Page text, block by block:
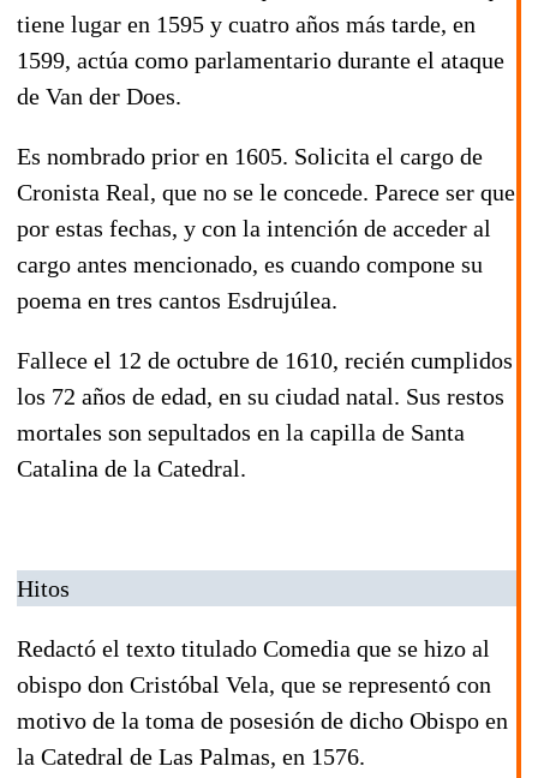
tiene lugar en 1595 y cuatro años más tarde, en
1599, actúa como parlamentario durante el ataque
de Van der Does.
Es nombrado prior en 1605. Solicita el cargo de
Cronista Real, que no se le concede. Parece ser que
por estas fechas, y con la intención de acceder al
cargo antes mencionado, es cuando compone su
poema en tres cantos Esdrujúlea.
Fallece el 12 de octubre de 1610, recién cumplidos
los 72 años de edad, en su ciudad natal. Sus restos
mortales son sepultados en la capilla de Santa
Catalina de la Catedral.
Hitos
Redactó el texto titulado Comedia que se hizo al
obispo don Cristóbal Vela, que se representó con
motivo de la toma de posesión de dicho Obispo en
la Catedral de Las Palmas, en 1576.